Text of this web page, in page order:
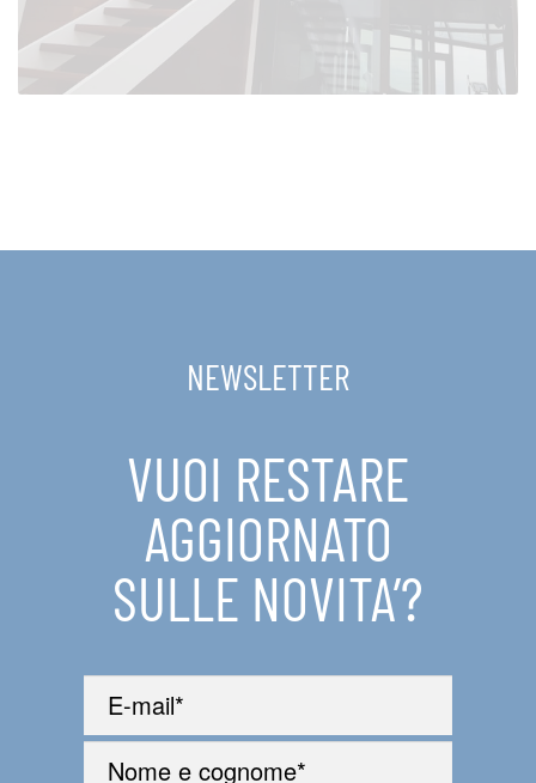
NEWSLETTER
VUOI RESTARE
AGGIORNATO
SULLE NOVITA’?